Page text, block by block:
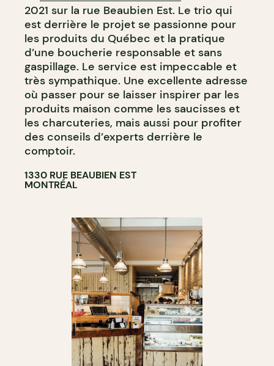
2021 sur la rue Beaubien Est. Le trio qui
est derrière le projet se passionne pour
les produits du Québec et la pratique
d’une boucherie responsable et sans
gaspillage. Le service est impeccable et
très sympathique. Une excellente adresse
où passer pour se laisser inspirer par les
produits maison comme les saucisses et
les charcuteries, mais aussi pour profiter
des conseils d’experts derrière le
comptoir.
1330 RUE BEAUBIEN EST
MONTRÉAL